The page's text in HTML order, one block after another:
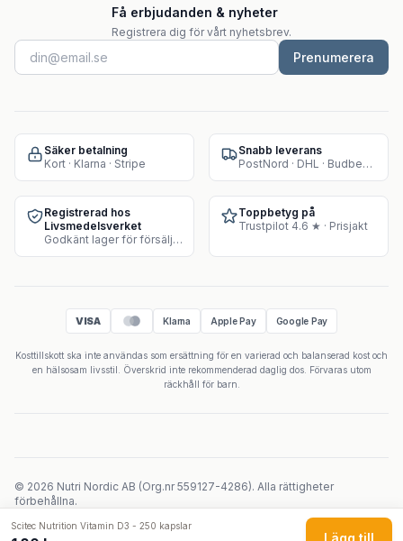
Scitec Nutrition Vitamin D3 - 250 kapslar
Lägg till
Få erbjudanden & nyheter
Registrera dig för vårt nyhetsbrev.
Prenumerera
Säker betalning
Kort · Klarna · Stripe
Snabb leverans
PostNord · DHL · Budbee · Instabox
Registrerad hos
Livsmedelsverket
Godkänt lager för försäljning av kosttillskott
Toppbetyg på
Trustpilot 4.6 ★ · Prisjakt
VISA Klarna Apple Pay Google Pay
Kosttillskott ska inte användas som ersättning för en varierad och balanserad kost och
en hälsosam livsstil. Överskrid inte rekommenderad daglig dos. Förvaras utom
räckhåll för barn.
© 2026 Nutri Nordic AB (Org.nr 559127-4286). Alla rättigheter
förbehållna.